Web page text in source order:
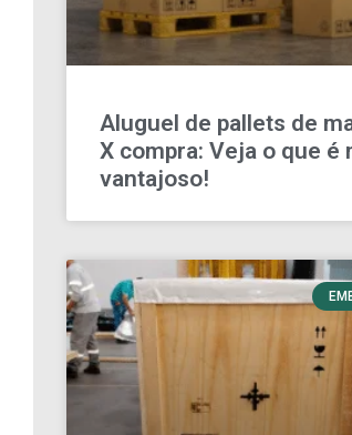
Aluguel de pallets de
X compra: Veja o que é
vantajoso!